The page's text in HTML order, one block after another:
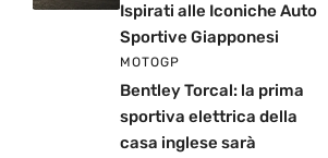
Ispirati alle Iconiche Auto
Sportive Giapponesi
MOTOGP
Bentley Torcal: la prima
sportiva elettrica della
casa inglese sarà